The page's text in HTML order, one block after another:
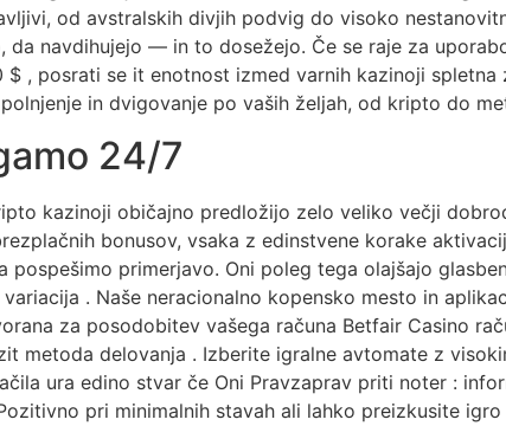
od avstralskih divjih podvig do visoko
navdihujejo — in to dosežejo. Če se raje za
, posrati se it enotnost izmed varnih kazinoji spletna
in dvigovanje po vaših željah, od kripto do
24/7
kazinoji običajno predložijo zelo veliko večji
bonusov, vsaka z edinstvene korake
primerjavo. Oni poleg tega olajšajo
. Naše neracionalno kopensko mesto in
za posodobitev vašega računa Betfair Casino
metoda delovanja . Izberite igralne avtomate z
ura edino stvar če Oni Pravzaprav priti noter :
pri minimalnih stavah ali lahko preizkusite